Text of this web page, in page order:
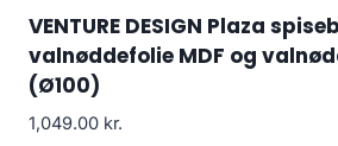
VENTURE DESIGN Plaza
valnøddefolie MDF og
(Ø100)
1,049.00 kr.